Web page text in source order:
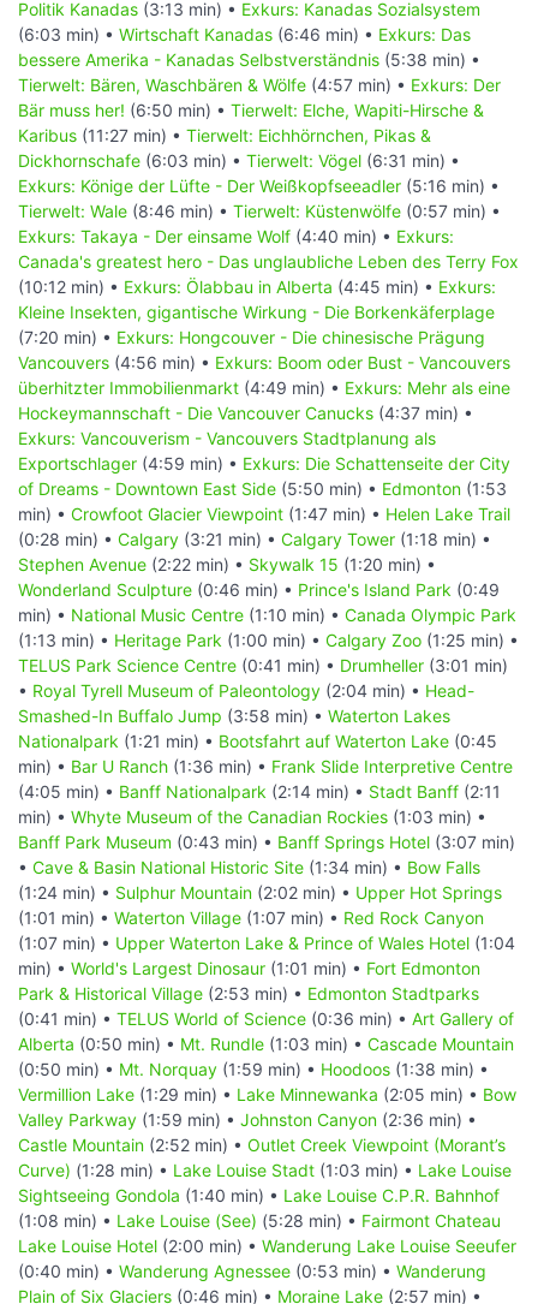
Politik Kanadas (3:13 min) • Exkurs: Kanadas Sozialsystem
(6:03 min) • Wirtschaft Kanadas (6:46 min) • Exkurs: Das
bessere Amerika - Kanadas Selbstverständnis (5:38 min) •
Tierwelt: Bären, Waschbären & Wölfe (4:57 min) • Exkurs: Der
Bär muss her! (6:50 min) • Tierwelt: Elche, Wapiti-Hirsche &
Karibus (11:27 min) • Tierwelt: Eichhörnchen, Pikas &
Dickhornschafe (6:03 min) • Tierwelt: Vögel (6:31 min) •
Exkurs: Könige der Lüfte - Der Weißkopfseeadler (5:16 min) •
Tierwelt: Wale (8:46 min) • Tierwelt: Küstenwölfe (0:57 min) •
Exkurs: Takaya - Der einsame Wolf (4:40 min) • Exkurs:
Canada's greatest hero - Das unglaubliche Leben des Terry Fox
(10:12 min) • Exkurs: Ölabbau in Alberta (4:45 min) • Exkurs:
Kleine Insekten, gigantische Wirkung - Die Borkenkäferplage
(7:20 min) • Exkurs: Hongcouver - Die chinesische Prägung
Vancouvers (4:56 min) • Exkurs: Boom oder Bust - Vancouvers
überhitzter Immobilienmarkt (4:49 min) • Exkurs: Mehr als eine
Hockeymannschaft - Die Vancouver Canucks (4:37 min) •
Exkurs: Vancouverism - Vancouvers Stadtplanung als
Exportschlager (4:59 min) • Exkurs: Die Schattenseite der City
of Dreams - Downtown East Side (5:50 min) • Edmonton (1:53
min) • Crowfoot Glacier Viewpoint (1:47 min) • Helen Lake Trail
(0:28 min) • Calgary (3:21 min) • Calgary Tower (1:18 min) •
Stephen Avenue (2:22 min) • Skywalk 15 (1:20 min) •
Wonderland Sculpture (0:46 min) • Prince's Island Park (0:49
min) • National Music Centre (1:10 min) • Canada Olympic Park
(1:13 min) • Heritage Park (1:00 min) • Calgary Zoo (1:25 min) •
TELUS Park Science Centre (0:41 min) • Drumheller (3:01 min)
• Royal Tyrell Museum of Paleontology (2:04 min) • Head-
Smashed-In Buffalo Jump (3:58 min) • Waterton Lakes
Nationalpark (1:21 min) • Bootsfahrt auf Waterton Lake (0:45
min) • Bar U Ranch (1:36 min) • Frank Slide Interpretive Centre
(4:05 min) • Banff Nationalpark (2:14 min) • Stadt Banff (2:11
min) • Whyte Museum of the Canadian Rockies (1:03 min) •
Banff Park Museum (0:43 min) • Banff Springs Hotel (3:07 min)
• Cave & Basin National Historic Site (1:34 min) • Bow Falls
(1:24 min) • Sulphur Mountain (2:02 min) • Upper Hot Springs
(1:01 min) • Waterton Village (1:07 min) • Red Rock Canyon
(1:07 min) • Upper Waterton Lake & Prince of Wales Hotel (1:04
min) • World's Largest Dinosaur (1:01 min) • Fort Edmonton
Park & Historical Village (2:53 min) • Edmonton Stadtparks
(0:41 min) • TELUS World of Science (0:36 min) • Art Gallery of
Alberta (0:50 min) • Mt. Rundle (1:03 min) • Cascade Mountain
(0:50 min) • Mt. Norquay (1:59 min) • Hoodoos (1:38 min) •
Vermillion Lake (1:29 min) • Lake Minnewanka (2:05 min) • Bow
Valley Parkway (1:59 min) • Johnston Canyon (2:36 min) •
Castle Mountain (2:52 min) • Outlet Creek Viewpoint (Morant’s
Curve) (1:28 min) • Lake Louise Stadt (1:03 min) • Lake Louise
Sightseeing Gondola (1:40 min) • Lake Louise C.P.R. Bahnhof
(1:08 min) • Lake Louise (See) (5:28 min) • Fairmont Chateau
Lake Louise Hotel (2:00 min) • Wanderung Lake Louise Seeufer
(0:40 min) • Wanderung Agnessee (0:53 min) • Wanderung
Plain of Six Glaciers (0:46 min) • Moraine Lake (2:57 min) •